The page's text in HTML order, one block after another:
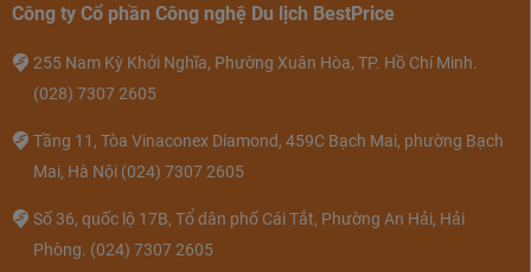
Công ty Cổ phần Công nghệ Du lịch BestPrice
255 Nam Kỳ Khởi Nghĩa, Phường Xuân Hòa, TP. Hồ Chí Minh.
(028) 7307 2605
Tầng 11, Tòa Vinaconex Diamond, 459C Bạch Mai, phường Bạch
Mai, Hà Nội (024) 7307 2605
Số 36, quốc lộ 17B, Tổ dân phố Cái Tắt, Phường An Hải, Hải
Phòng. (024) 7307 2605